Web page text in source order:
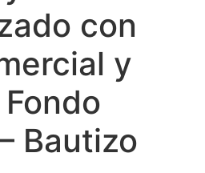
con
y
Bautizo